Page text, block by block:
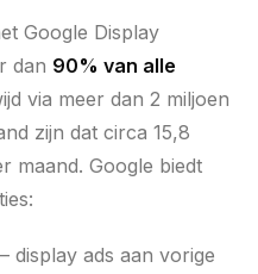
Google Display
dan 90% van alle
via meer dan 2 miljoen
zijn dat circa 15,8
maand. Google biedt
display ads aan vorige